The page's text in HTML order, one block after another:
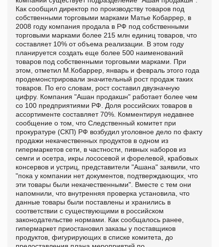
Как сообщил директор по производству товаров под
собственными торговыми марками Матье Кобаррер, в
2008 году компания продала в РФ под собственными
торговыми марками более 215 млн единиц товаров, что
составляет 10% от объема реализации. В этом году
планируется создать еще более 500 наименований
товаров под собственными торговыми марками. При
этом, отметил М.Кобаррер, январь и февраль этого года
продемонстрировали значительный рост продаж таких
товаров. По его словам, рост составил двузначную
цифру. Компания "Ашан продакшн" работает более чем
со 100 предприятиями РФ. Доля российских товаров в
ассортименте составляет 70%. Комментируя недавнее
сообщение о том, что Следственный комитет при
прокуратуре (СКП) РФ возбудил уголовное дело по факту
продажи некачественных продуктов в одном из
гипермаркетов сети, в частности, пивных наборов из
семги и осетра, икры лососевой и форелевой, крабовых
консервов и устриц, представители "Ашана" заявили, что
"пока у компании нет документов, подтверждающих, что
эти товары были некачественными". Вместе с тем они
напомнили, что внутренняя проверка установила, что
данные товары были поставлены и хранились в
соответствии с существующими в российском
законодательстве нормами. Как сообщалось ранее,
гипермаркет приостановил заказы у поставщиков
продуктов, фигурирующих в списке комитета, до